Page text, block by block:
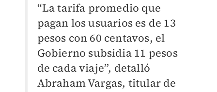
“La tarifa promedio que
pagan los usuarios es de 13
pesos con 60 centavos, el
Gobierno subsidia 11 pesos
de cada viaje”, detalló
Abraham Vargas, titular de